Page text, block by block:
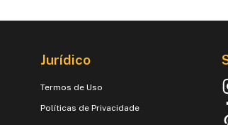
Jurídico
Termos de Uso
Políticas de Privacidade